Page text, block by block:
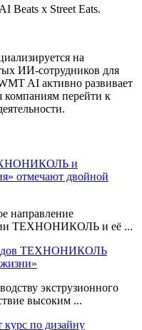
Beats x Street Eats.
на
ИИ-сотрудников для
AI активно развивает
перейти к
и
отмечают двойной
направление
ТЕХНОНИКОЛЬ и её ...
ТЕХНОНИКОЛЬ
экструзионного
высоким ...
курс по дизайну